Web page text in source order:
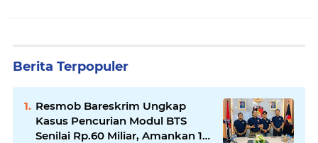
Berita Terpopuler
Resmob Bareskrim Ungkap
Kasus Pencurian Modul BTS
Senilai Rp.60 Miliar, Amankan 12